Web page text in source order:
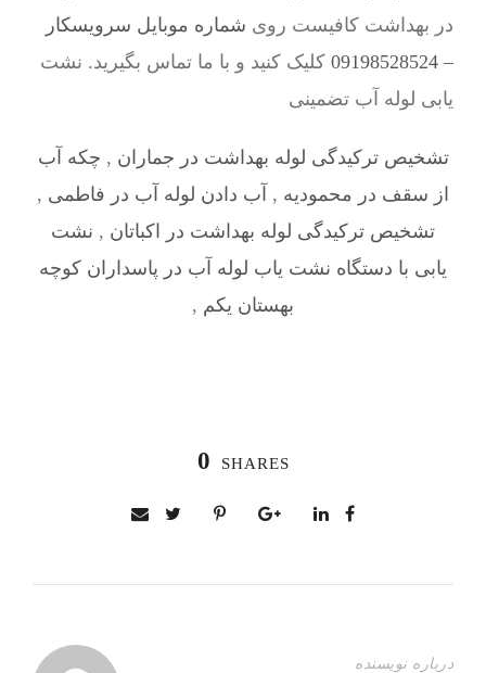
در بهداشت کافیست روی شماره موبایل سرویسکار
– 09198528524
کلیک کنید و با ما تماس بگیرید. نشت
یابی لوله آب تضمینی
تشخیص ترکیدگی لوله بهداشت در جماران , چکه آب
از سقف در محمودیه , آب دادن لوله آب در فاطمی ,
تشخیص ترکیدگی لوله بهداشت در اکباتان , نشت
یابی با دستگاه نشت یاب لوله آب در پاسداران کوچه
بهستان یکم ,
0 SHARES
درباره نویسنده